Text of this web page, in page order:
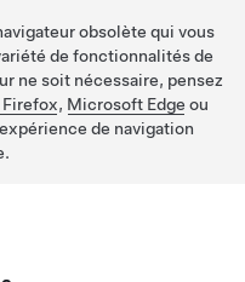
obsolète qui vous
de fonctionnalités de
ne soit nécessaire, pensez
, Microsoft Edge ou
de navigation